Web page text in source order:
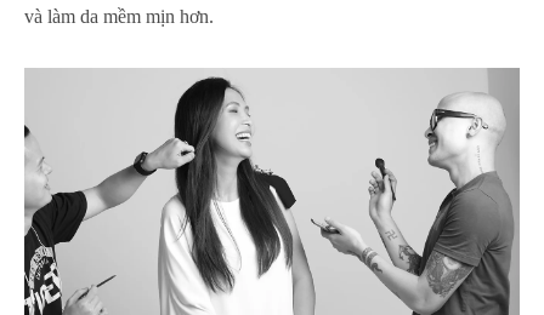
và làm da mềm mịn hơn.